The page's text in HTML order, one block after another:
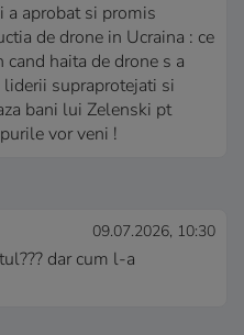
a aprobat si promis
de drone in Ucraina : ce
haita de drone s a
liderii supraprotejati si
bani lui Zelenski pt
vor veni !
09.07.2026, 10:30
dar cum l-a